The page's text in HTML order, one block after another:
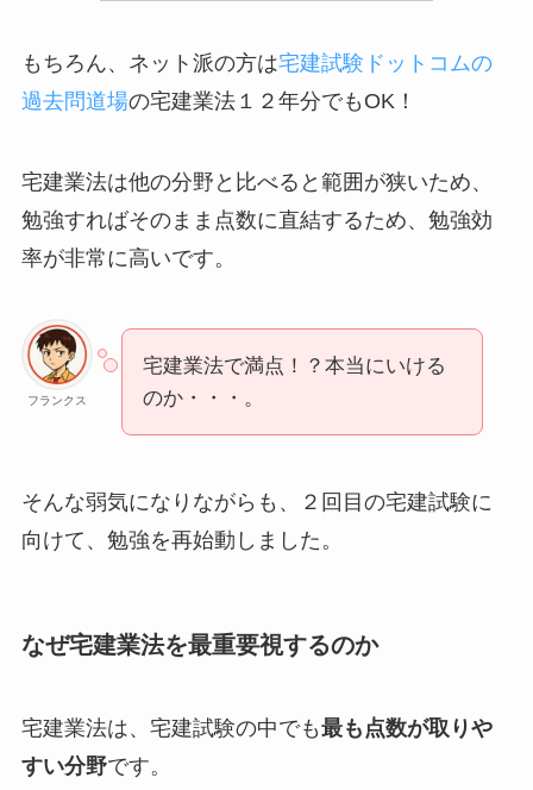
もちろん、ネット派の方は宅建試験ドットコムの
過去問道場の宅建業法１２年分でもOK！
宅建業法は他の分野と比べると範囲が狭いため、
勉強すればそのまま点数に直結するため、 勉強効
率が非常に高いです。
フランクス
宅建業法で満点！？本当にいける
のか・・・。
そんな弱気になりながらも、２回目の宅建試験に
向けて、勉強を再始動しました。
なぜ宅建業法を最重要視するのか
宅建業法は、宅建試験の中でも最も点数が取りや
すい分野です。